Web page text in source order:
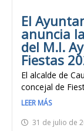
El
anuncia
del M.I.
Fiestas
El alcalde de
concejal de
LEER MÁS
31 de julio de